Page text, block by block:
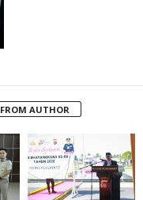
AUTHOR